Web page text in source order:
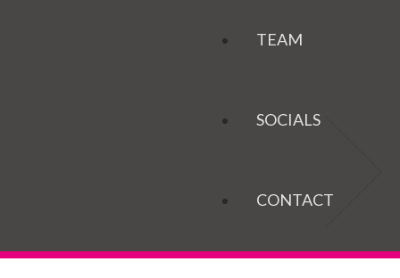
TEAM
SOCIALS
CONTACT